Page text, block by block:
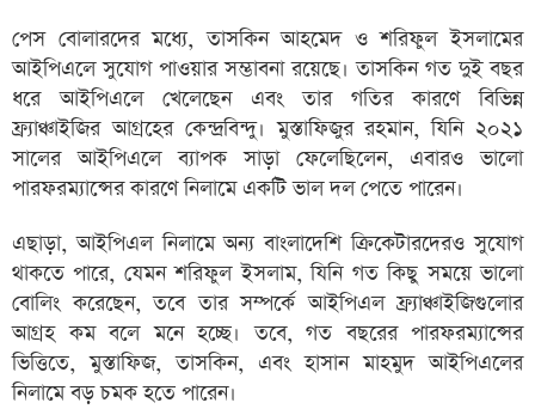
পেস বোলারদের মধ্যে, তাসকিন আহমেদ ও শরিফুল ইসলামের
আইপিএলে সুযোগ পাওয়ার সম্ভাবনা রয়েছে। তাসকিন গত দুই বছর
ধরে আইপিএলে খেলেছেন এবং তার গতির কারণে বিভিন্ন
ফ্র্যাঞ্চাইজির আগ্রহের কেন্দ্রবিন্দু। মুস্তাফিজুর রহমান, যিনি ২০২১
সালের আইপিএলে ব্যাপক সাড়া ফেলেছিলেন, এবারও ভালো
পারফরম্যান্সের কারণে নিলামে একটি ভাল দল পেতে পারেন।
এছাড়া, আইপিএল নিলামে অন্য বাংলাদেশি ক্রিকেটারদেরও সুযোগ
থাকতে পারে, যেমন শরিফুল ইসলাম, যিনি গত কিছু সময়ে ভালো
বোলিং করেছেন, তবে তার সম্পর্কে আইপিএল ফ্র্যাঞ্চাইজিগুলোর
আগ্রহ কম বলে মনে হচ্ছে। তবে, গত বছরের পারফরম্যান্সের
ভিত্তিতে, মুস্তাফিজ, তাসকিন, এবং হাসান মাহমুদ আইপিএলের
নিলামে বড় চমক হতে পারেন।